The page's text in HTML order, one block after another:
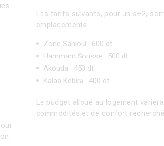
Les tarifs suivants, pour un s+2,
emplacements
Zone Sahloul : 600 dt
Hammam Sousse : 500 dt
Akouda : 450 dt
Kalaa Kébira : 400 dt
Le budget alloué au logement
commodités et de confort